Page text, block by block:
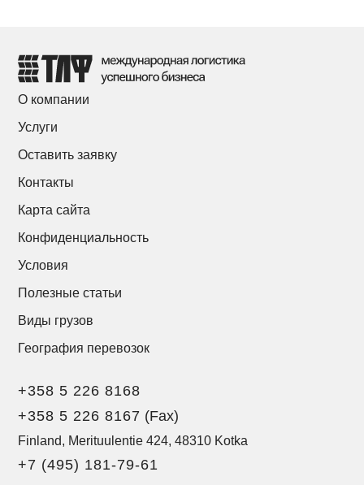
О компании
Услуги
Оставить заявку
Контакты
Карта сайта
Конфиденциальность
Условия
Полезные статьи
Виды грузов
География перевозок
+358 5 226 8168
+358 5 226 8167 (Fax)
Finland, Merituulentie 424, 48310 Kotka
+7 (495) 181-79-61